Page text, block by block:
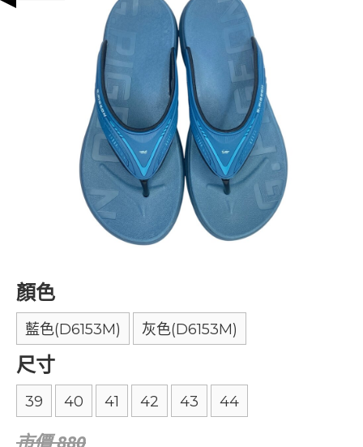
顏色
藍色(D6153M) 灰色(D6153M)
尺寸
39 40 41 42 43 44
市價 880